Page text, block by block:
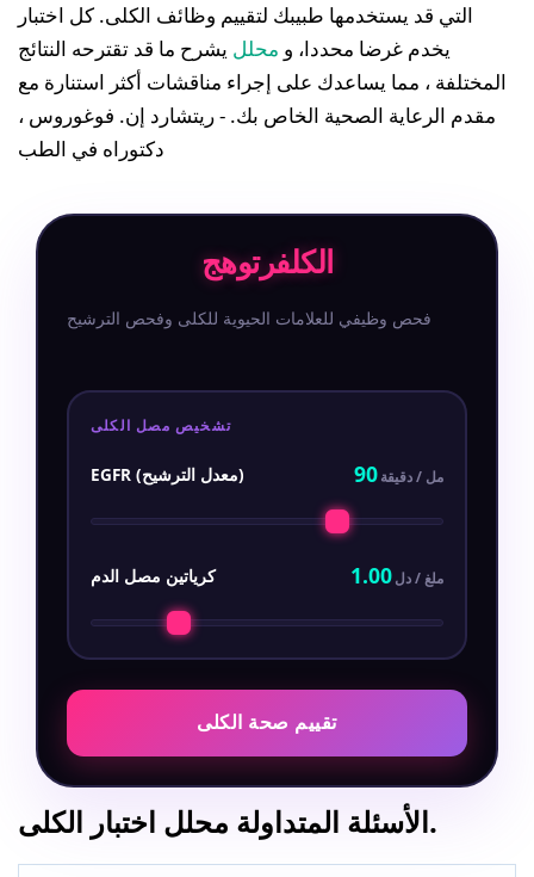
التي قد يستخدمها طبيبك لتقييم وظائف الكلى. كل اختبار
يخدم غرضا محددا، و محلل يشرح ما قد تقترحه النتائج
المختلفة ، مما يساعدك على إجراء مناقشات أكثر استنارة مع
مقدم الرعاية الصحية الخاص بك. - ريتشارد إن. فوغوروس ،
دكتوراه في الطب
الكلفرتوهج
فحص وظيفي للعلامات الحيوية للكلى وفحص الترشيح
تشخيص مصل الكلى
EGFR (معدل الترشيح) 90مل / دقيقة
كرياتين مصل الدم 1.00ملغ / دل
تقييم صحة الكلى
الأسئلة المتداولة محلل اختبار الكلى.